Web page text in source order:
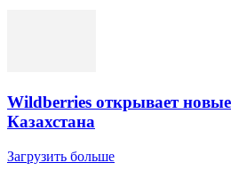
Wildberries открывает
Казахстана
Загрузить больше